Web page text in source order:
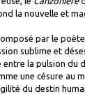
la nouvelle et
par le
sublime et
la pulsion du
une césure
du destin